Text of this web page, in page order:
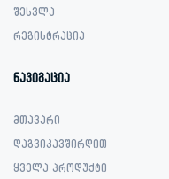
შესვლა
რეგისტრაცია
ნავიგაცია
მთავარი
დაგვიკავშირდით
ყველა პროდუქტი